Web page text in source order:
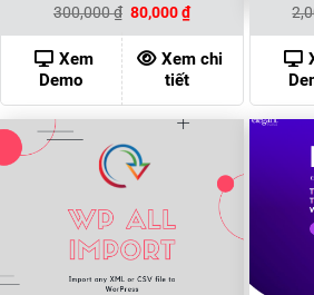
300,000₫ Giá
gốc
là:
300,000 ₫.
80,000₫Giá
hiện
tại
là:
80,000 ₫.
Xem
Demo
Xem chi
tiết